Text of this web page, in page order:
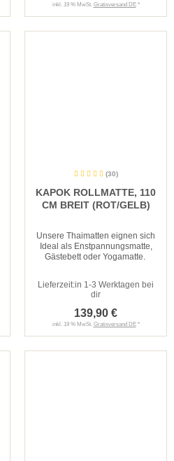
inkl. 19 % MwSt. Gratisversand DE*
(30)
KAPOK ROLLMATTE, 110
CM BREIT (ROT/GELB)
Unsere Thaimatten eignen sich
Ideal als Enstpannungsmatte,
Gästebett oder Yogamatte.
Lieferzeit:in 1-3 Werktagen bei
dir
139,90 €
inkl. 19 % MwSt. Gratisversand DE*